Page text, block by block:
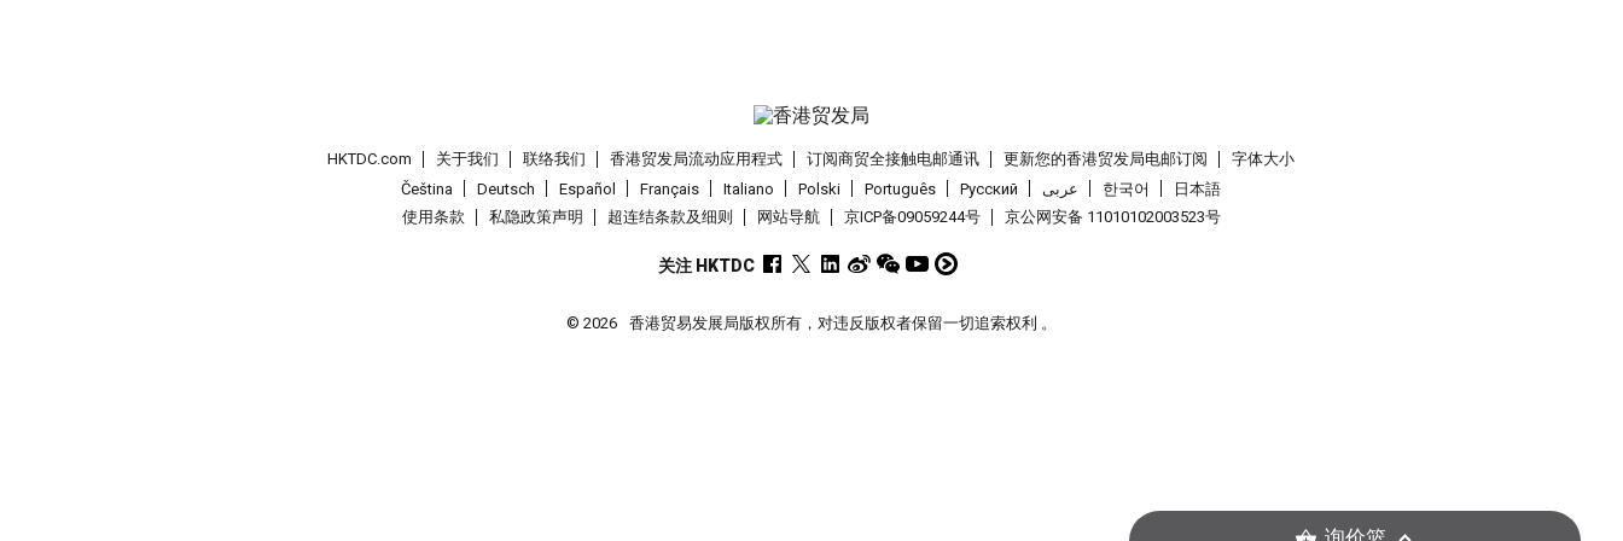
HKTDC.com 关于我们 联络我们 香港贸发局流动应用程式 订阅商贸全接触电邮通讯 更新您的香港贸发局电邮订阅
字体大小
Čeština
Deutsch Español Français Italiano Polski Português Pусский عربى 한국어
日本語
使用条款
私隐政策声明 超连结条款及细则 网站导航 京ICP备09059244号 京公网安备 11010102003523号
关注 HKTDC
© 2026 香港贸易发展局版权所有，对违反版权者保留一切追索权利 。